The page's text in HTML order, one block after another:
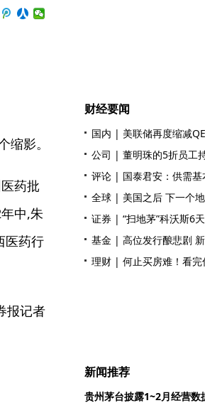
影。
药批
中,朱
医药行
报记者
财经要闻
国内 | 美联储再度缩减
公司 | 董明珠的5折员工
评论 | 国泰君安：供需
全球 | 美国之后 下一个
证券 | “扫地茅”科沃斯6
基金 | 高位发行酿悲剧
理财 | 何止买房难！看
新闻推荐
贵州茅台披露1~2月经营数